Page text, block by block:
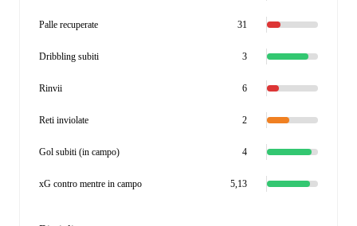
Palle recuperate 31
Dribbling subiti 3
Rinvii 6
Reti inviolate 2
Gol subiti (in campo) 4
xG contro mentre in campo 5,13